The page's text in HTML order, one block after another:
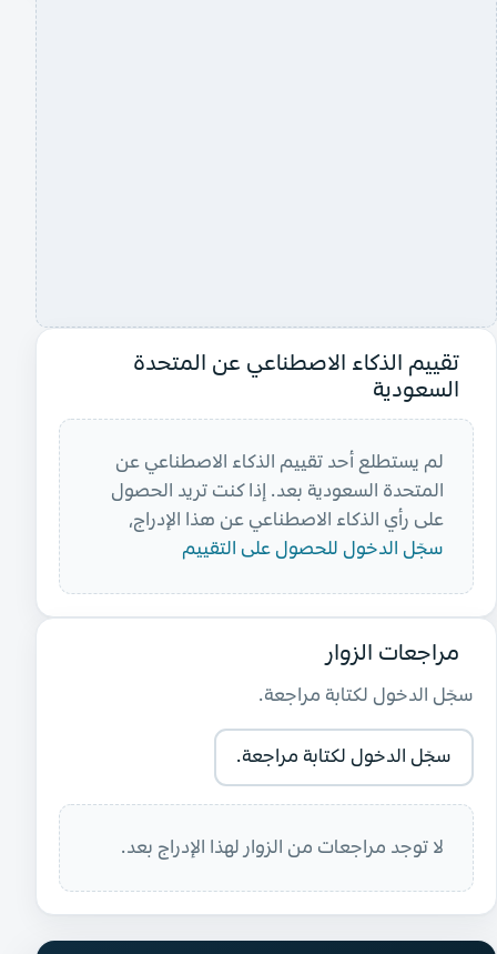
تقييم الذكاء الاصطناعي عن المتحدة
السعودية
لم يستطلع أحد تقييم الذكاء الاصطناعي عن
المتحدة السعودية بعد. إذا كنت تريد الحصول
على رأي الذكاء الاصطناعي عن هذا الإدراج،
سجّل الدخول للحصول على التقييم
مراجعات الزوار
سجّل الدخول لكتابة مراجعة.
سجّل الدخول لكتابة مراجعة.
لا توجد مراجعات من الزوار لهذا الإدراج بعد.